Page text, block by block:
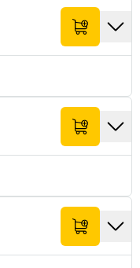
800
1’000
219.- CHF
1’200
539.- CHF